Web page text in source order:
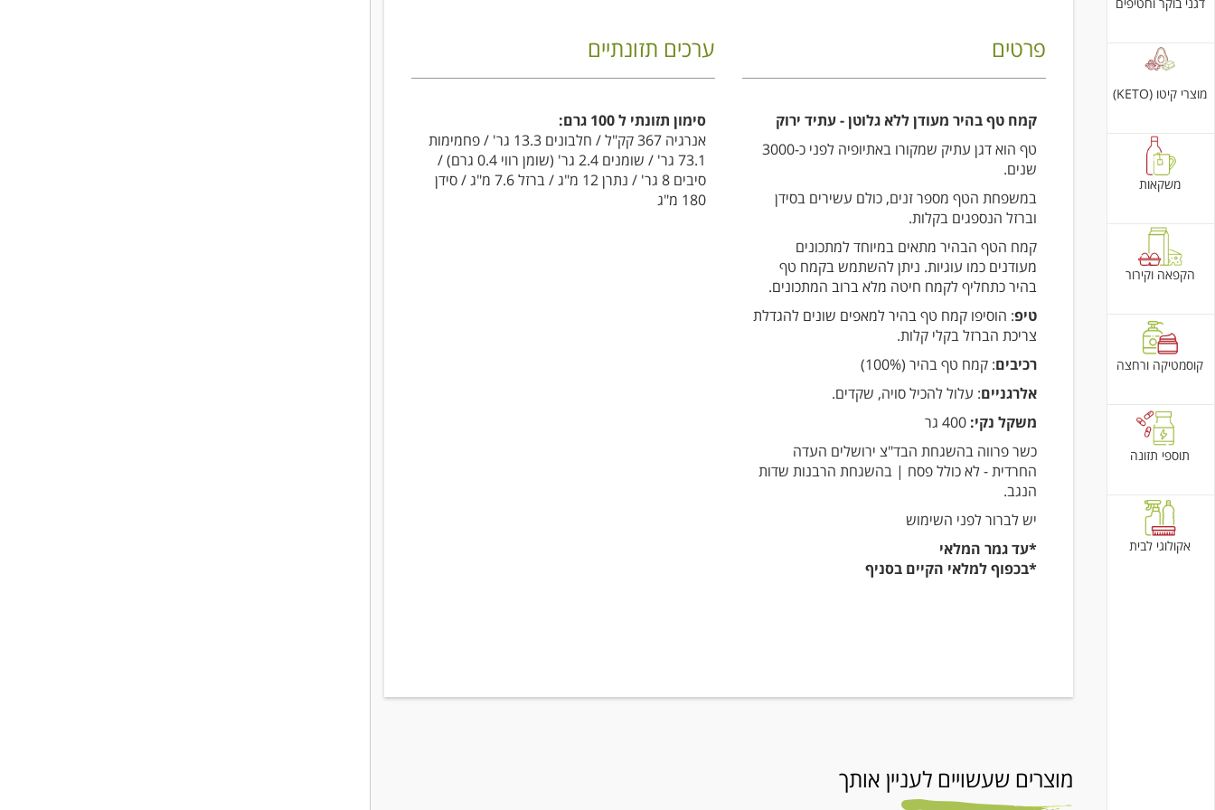
מוצרי קיטו (KETO)
משקאות
הקפאה וקירור
קוסמטיקה ורחצה
תוספי תזונה
אקולוגי לבית
פרטים
קמח טף בהיר מעודן ללא גלוטן - עתיד ירוק
טף הוא דגן עתיק שמקורו באתיופיה לפני כ-3000
שנים.
במשפחת הטף מספר זנים, כולם עשירים בסידן
וברזל הנספגים בקלות.
קמח הטף הבהיר מתאים במיוחד למתכונים
מעודנים כמו עוגיות. ניתן להשתמש בקמח טף
בהיר כתחליף לקמח חיטה מלא ברוב המתכונים.
טיפ: הוסיפו קמח טף בהיר למאפים שונים להגדלת
צריכת הברזל בקלי קלות.
רכיבים: קמח טף בהיר (100%)
אלרגניים: עלול להכיל סויה, שקדים.
משקל נקי:
כשר פרווה בהשגחת הבד"צ ירושלים העדה
החרדית - לא כולל פסח | בהשגחת הרבנות שדות
הנגב.
יש לברור לפני השימוש
*עד גמר המלאי
*בכפוף למלאי הקיים בסניף
ערכים תזונתיים
סימון תזונתי ל 100 גרם:
אנרגיה 367 קק"ל / חלבונים 13.3 גר' / פחמימות
73.1 גר' / שומנים 2.4 גר' (שומן רווי 0.4 גרם) /
סיבים 8 גר' / נתרן 12 מ"ג / ברזל 7.6 מ"ג / סידן
180 מ"ג
מוצרים שעשויים לעניין אותך